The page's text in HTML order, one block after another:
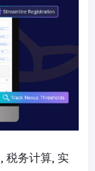
税务计算, 实